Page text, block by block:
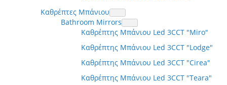
Καθρέπτες Μπάνιου
Bathroom Mirrors
Καθρέπτης Μπάνιου Led 3CCT "Miro"
Καθρέπτης Μπάνιου Led 3CCT "Lodge"
Καθρέπτης Μπάνιου Led 3CCT "Cirea"
Καθρέπτης Μπάνιου Led 3CCT "Teara"